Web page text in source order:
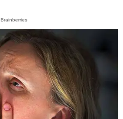
Brainberries